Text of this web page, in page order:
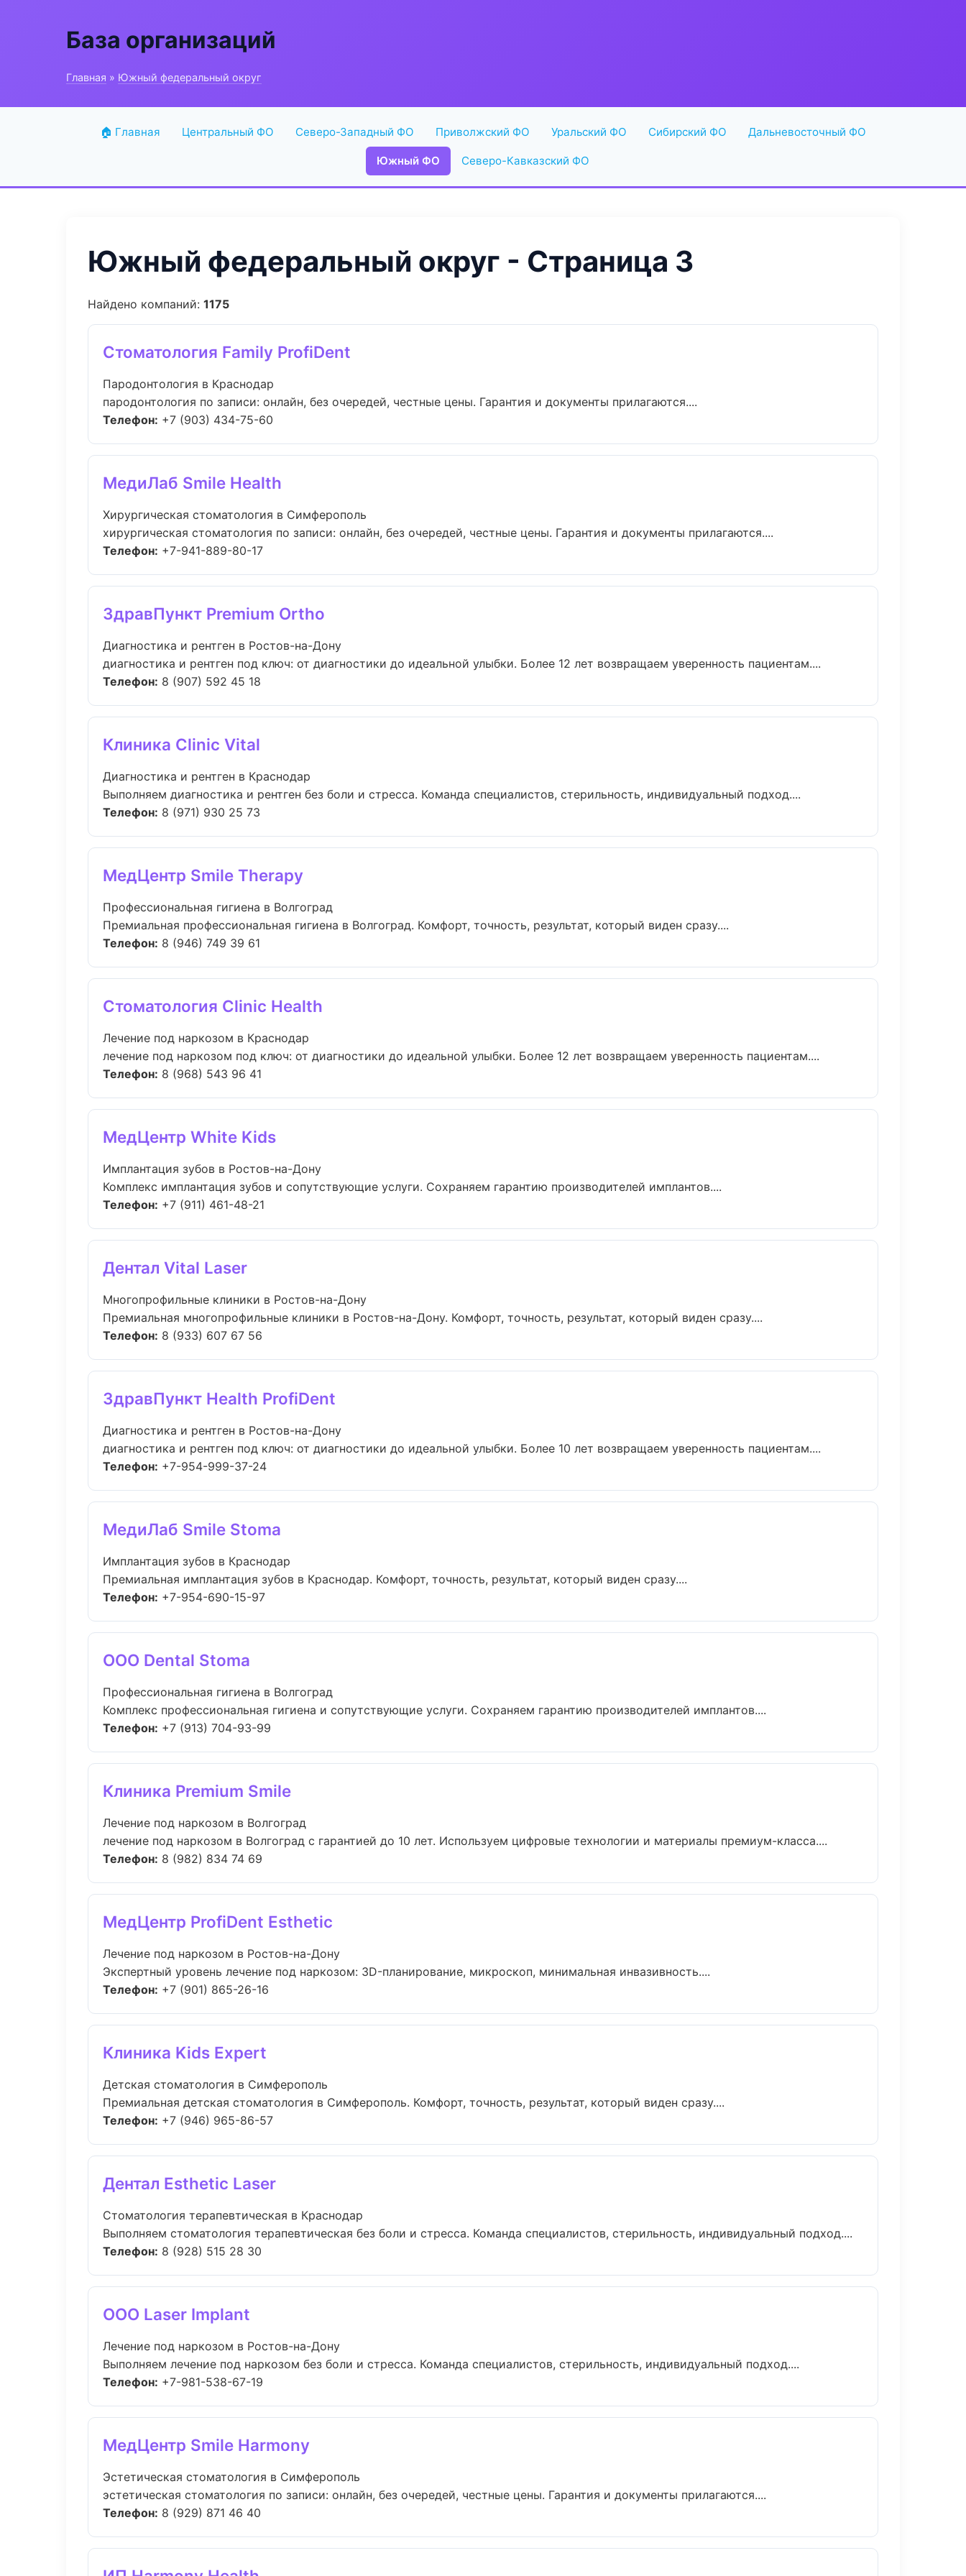
База организаций
Главная » Южный федеральный округ
🏠 Главная Центральный ФО Северо-Западный ФО Приволжский ФО Уральский ФО Сибирский ФО Дальневосточный ФО
Южный ФО Северо-Кавказский ФО
Южный федеральный округ - Страница 3
Найдено компаний: 1175
Стоматология Family ProfiDent
Пародонтология в Краснодар
пародонтология по записи: онлайн, без очередей, честные цены. Гарантия и документы прилагаются....
Телефон: +7 (903) 434-75-60
МедиЛаб Smile Health
Хирургическая стоматология в Симферополь
хирургическая стоматология по записи: онлайн, без очередей, честные цены. Гарантия и документы прилагаются....
Телефон: +7-941-889-80-17
ЗдравПункт Premium Ortho
Диагностика и рентген в Ростов-на-Дону
диагностика и рентген под ключ: от диагностики до идеальной улыбки. Более 12 лет возвращаем уверенность пациентам....
Телефон: 8 (907) 592 45 18
Клиника Clinic Vital
Диагностика и рентген в Краснодар
Выполняем диагностика и рентген без боли и стресса. Команда специалистов, стерильность, индивидуальный подход....
Телефон: 8 (971) 930 25 73
МедЦентр Smile Therapy
Профессиональная гигиена в Волгоград
Премиальная профессиональная гигиена в Волгоград. Комфорт, точность, результат, который виден сразу....
Телефон: 8 (946) 749 39 61
Стоматология Clinic Health
Лечение под наркозом в Краснодар
лечение под наркозом под ключ: от диагностики до идеальной улыбки. Более 12 лет возвращаем уверенность пациентам....
Телефон: 8 (968) 543 96 41
МедЦентр White Kids
Имплантация зубов в Ростов-на-Дону
Комплекс имплантация зубов и сопутствующие услуги. Сохраняем гарантию производителей имплантов....
Телефон: +7 (911) 461-48-21
Дентал Vital Laser
Многопрофильные клиники в Ростов-на-Дону
Премиальная многопрофильные клиники в Ростов-на-Дону. Комфорт, точность, результат, который виден сразу....
Телефон: 8 (933) 607 67 56
ЗдравПункт Health ProfiDent
Диагностика и рентген в Ростов-на-Дону
диагностика и рентген под ключ: от диагностики до идеальной улыбки. Более 10 лет возвращаем уверенность пациентам....
Телефон: +7-954-999-37-24
МедиЛаб Smile Stoma
Имплантация зубов в Краснодар
Премиальная имплантация зубов в Краснодар. Комфорт, точность, результат, который виден сразу....
Телефон: +7-954-690-15-97
ООО Dental Stoma
Профессиональная гигиена в Волгоград
Комплекс профессиональная гигиена и сопутствующие услуги. Сохраняем гарантию производителей имплантов....
Телефон: +7 (913) 704-93-99
Клиника Premium Smile
Лечение под наркозом в Волгоград
лечение под наркозом в Волгоград с гарантией до 10 лет. Используем цифровые технологии и материалы премиум-класса....
Телефон: 8 (982) 834 74 69
МедЦентр ProfiDent Esthetic
Лечение под наркозом в Ростов-на-Дону
Экспертный уровень лечение под наркозом: 3D-планирование, микроскоп, минимальная инвазивность....
Телефон: +7 (901) 865-26-16
Клиника Kids Expert
Детская стоматология в Симферополь
Премиальная детская стоматология в Симферополь. Комфорт, точность, результат, который виден сразу....
Телефон: +7 (946) 965-86-57
Дентал Esthetic Laser
Стоматология терапевтическая в Краснодар
Выполняем стоматология терапевтическая без боли и стресса. Команда специалистов, стерильность, индивидуальный подход....
Телефон: 8 (928) 515 28 30
ООО Laser Implant
Лечение под наркозом в Ростов-на-Дону
Выполняем лечение под наркозом без боли и стресса. Команда специалистов, стерильность, индивидуальный подход....
Телефон: +7-981-538-67-19
МедЦентр Smile Harmony
Эстетическая стоматология в Симферополь
эстетическая стоматология по записи: онлайн, без очередей, честные цены. Гарантия и документы прилагаются....
Телефон: 8 (929) 871 46 40